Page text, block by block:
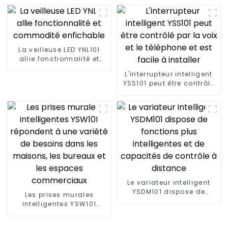
besoins des espaces de
vie extérieurs modernes
La veilleuse LED YNL101
allie fonctionnalité et
L'interrupteur intelligent
YSS101 peut être contrôlé
Les prises murales
intelligentes YSW101
Le variateur intelligent
YSDM101 dispose de